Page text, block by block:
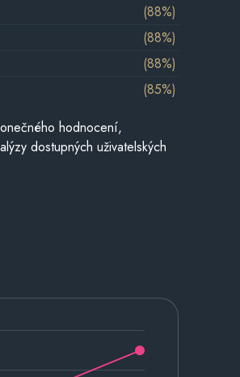
(88%)
(88%)
(88%)
(85%)
hodnocení,
dostupných uživatelských